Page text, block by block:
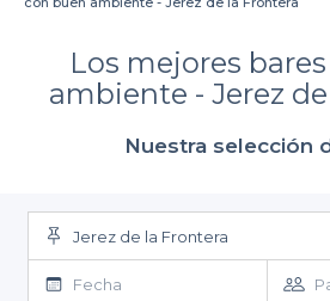
Los mejores
ambiente - Jerez
Nuestra selección
Jerez de la Frontera
Fecha